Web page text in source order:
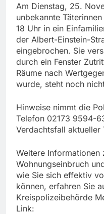
Am Dienstag, 25.
unbekannte
18 Uhr in ein
der Albert-Einstein-
eingebrochen. Sie
durch ein Fenster
Räume nach
wurde, steht noch
Hinweise nimmt die
Telefon 02173 9594-
Verdachtsfall aktueller
Weitere Informationen
Wohnungseinbruch
wie Sie sich effektiv
können, erfahren Sie
Kreispolizeibehörde
Link: